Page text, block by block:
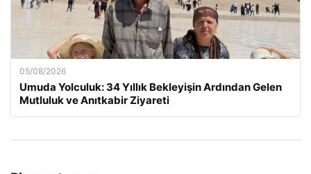
05/08/2026
Umuda Yolculuk: 34 Yıllık Bekleyişin Ardından Gelen
Mutluluk ve Anıtkabir Ziyareti